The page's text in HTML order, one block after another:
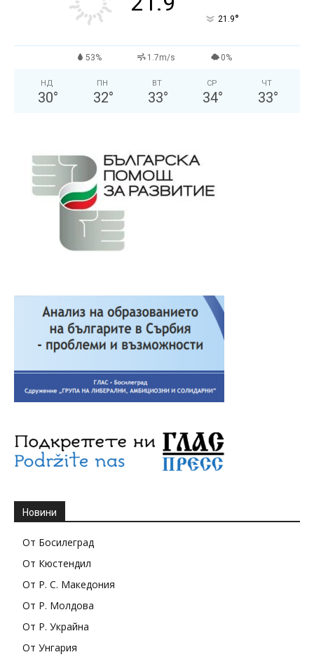
21.9°
53% 1.7m/s 0%
НД
30°
ПН
32°
ВТ
33°
СР
34°
ЧТ
33°
Новини
От Босилеград
От Кюстендил
От Р. С. Македония
От Р. Молдова
От Р. Украйна
От Унгария